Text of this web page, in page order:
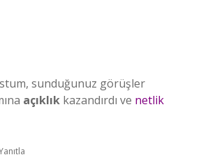
sunduğunuz görüşler
açıklık kazandırdı ve netlik